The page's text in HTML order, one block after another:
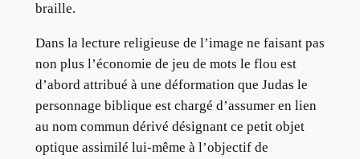
braille.
Dans la lecture religieuse de l’image ne faisant pas
non plus l’économie de jeu de mots le flou est
d’abord attribué à une déformation que Judas le
personnage biblique est chargé d’assumer en lien
au nom commun dérivé désignant ce petit objet
optique assimilé lui-même à l’objectif de